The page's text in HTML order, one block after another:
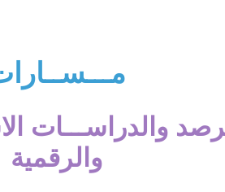
والدراســـات
والرقمية